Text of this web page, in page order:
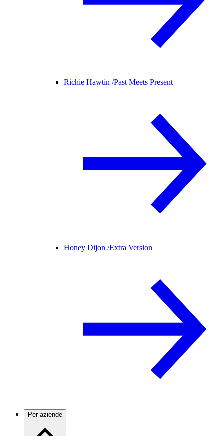
Richie Hawtin /Past Meets Present
Honey Dijon /Extra Version
Per aziende